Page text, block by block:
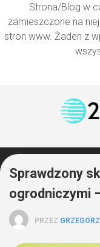
Strona/Blog w
zamieszczone na
stron www. Żaden z
Sprawdzony
ogrodniczymi
PRZEZ GRZEGORZ